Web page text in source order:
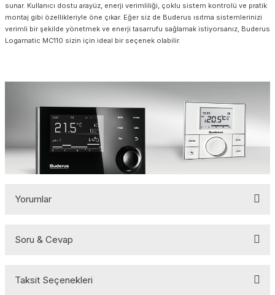
sunar. Kullanıcı dostu arayüz, enerji verimliliği, çoklu sistem kontrolü ve pratik
montaj gibi özellikleriyle öne çıkar. Eğer siz de Buderus ısıtma sistemlerinizi
verimli bir şekilde yönetmek ve enerji tasarrufu sağlamak istiyorsanız, Buderus
Logamatic MC110 sizin için ideal bir seçenek olabilir.
Yorumlar
Soru & Cevap
Taksit Seçenekleri